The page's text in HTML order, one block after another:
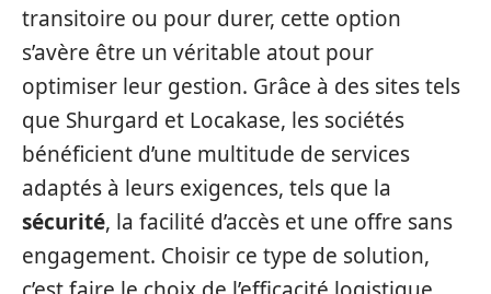
transitoire ou pour durer, cette option
s’avère être un véritable atout pour
optimiser leur gestion. Grâce à des sites tels
que Shurgard et Locakase, les sociétés
bénéficient d’une multitude de services
adaptés à leurs exigences, tels que la
sécurité, la facilité d’accès et une offre sans
engagement. Choisir ce type de solution,